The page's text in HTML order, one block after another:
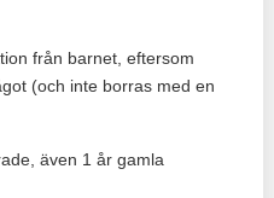
från barnet, eftersom
(och inte borras med en
även 1 år gamla